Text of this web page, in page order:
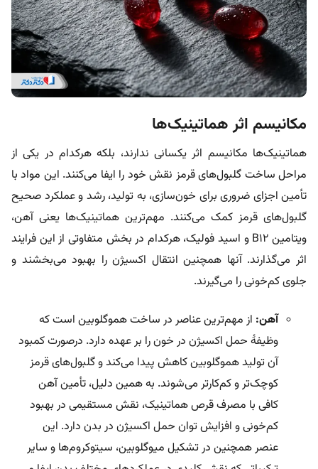
مکانیسم اثر هماتینیک‌ها
هماتینیک‌ها مکانیسم اثر یکسانی ندارند، بلکه هرکدام در یکی از
مراحل ساخت گلبول‌های قرمز نقش خود را ایفا می‌کنند. این مواد با
تأمین اجزای ضروری برای خون‌سازی، به تولید، رشد و عملکرد صحیح
گلبول‌های قرمز کمک می‌کنند. مهم‌ترین هماتینیک‌ها یعنی آهن،
ویتامین B12 و اسید فولیک، هرکدام در بخش متفاوتی از این فرایند
اثر می‌گذارند. آنها همچنین انتقال اکسیژن را بهبود می‌بخشند و
جلوی کم‌خونی را می‌گیرند.
آهن: از مهم‌ترین عناصر در ساخت هموگلوبین است که
وظیفۀ حمل اکسیژن در خون را بر عهده دارد. درصورت کمبود
آن تولید هموگلوبین کاهش پیدا می‌کند و گلبول‌های قرمز
کوچک‌تر و کم‌کارتر می‌شوند. به همین دلیل، تأمین آهن
کافی با مصرف قرص هماتینیک، نقش مستقیمی در بهبود
کم‌خونی و افزایش توان حمل اکسیژن در بدن دارد. این
عنصر همچنین در تشکیل میوگلوبین، سیتوکروم‌ها و سایر